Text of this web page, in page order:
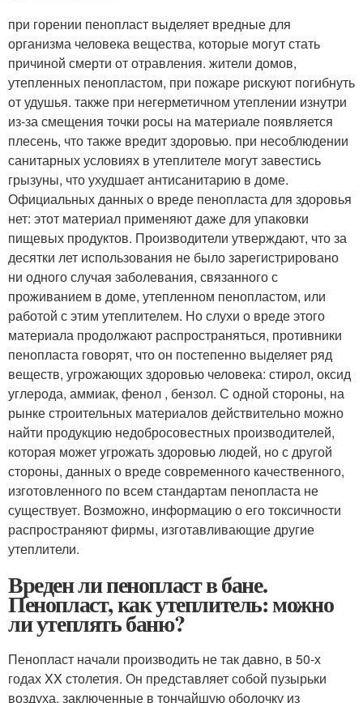
при горении пенопласт выделяет вредные для
организма человека вещества, которые могут стать
причиной смерти от отравления. жители домов,
утепленных пенопластом, при пожаре рискуют погибнуть
от удушья. также при негерметичном утеплении изнутри
из-за смещения точки росы на материале появляется
плесень, что также вредит здоровью. при несоблюдении
санитарных условиях в утеплителе могут завестись
грызуны, что ухудшает антисанитарию в доме.
Официальных данных о вреде пенопласта для здоровья
нет: этот материал применяют даже для упаковки
пищевых продуктов. Производители утверждают, что за
десятки лет использования не было зарегистрировано
ни одного случая заболевания, связанного с
проживанием в доме, утепленном пенопластом, или
работой с этим утеплителем. Но слухи о вреде этого
материала продолжают распространяться, противники
пенопласта говорят, что он постепенно выделяет ряд
веществ, угрожающих здоровью человека: стирол, оксид
углерода, аммиак, фенол , бензол. С одной стороны, на
рынке строительных материалов действительно можно
найти продукцию недобросовестных производителей,
которая может угрожать здоровью людей, но с другой
стороны, данных о вреде современного качественного,
изготовленного по всем стандартам пенопласта не
существует. Возможно, информацию о его токсичности
распространяют фирмы, изготавливающие другие
утеплители.
Вреден ли пенопласт в бане.
Пенопласт, как утеплитель: можно
ли утеплять баню?
Пенопласт начали производить не так давно, в 50-х
годах XX столетия. Он представляет собой пузырьки
воздуха, заключенные в тончайшую оболочку из